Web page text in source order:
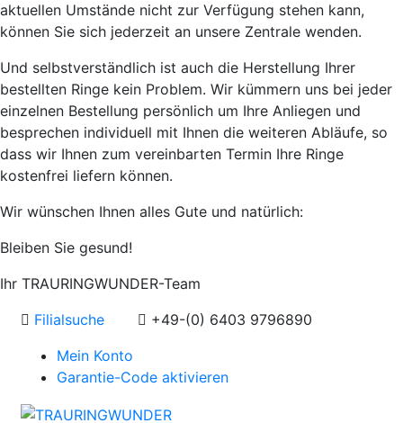
aktuellen Umstände nicht zur Verfügung stehen kann,
können Sie sich jederzeit an unsere Zentrale wenden.
Und selbstverständlich ist auch die Herstellung Ihrer
bestellten Ringe kein Problem. Wir kümmern uns bei jeder
einzelnen Bestellung persönlich um Ihre Anliegen und
besprechen individuell mit Ihnen die weiteren Abläufe, so
dass wir Ihnen zum vereinbarten Termin Ihre Ringe
kostenfrei liefern können.
Wir wünschen Ihnen alles Gute und natürlich:
Bleiben Sie gesund!
Ihr TRAURINGWUNDER-Team
Filialsuche
+49-(0) 6403 9796890
Mein Konto
Garantie-Code aktivieren